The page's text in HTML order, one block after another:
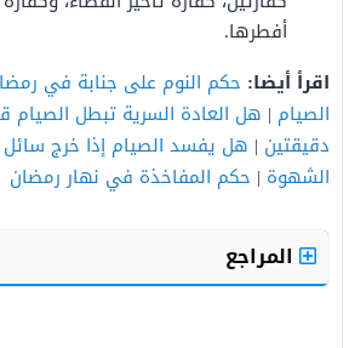
أفطرها.
اقرأ أيضا: حكم النوم على جنابة في
الصيام |
دقيقتين | هل يفسد الصيام إذا خرج سائل
الشهوة | حكم المفاخذة في نهار رمضان
المراجع